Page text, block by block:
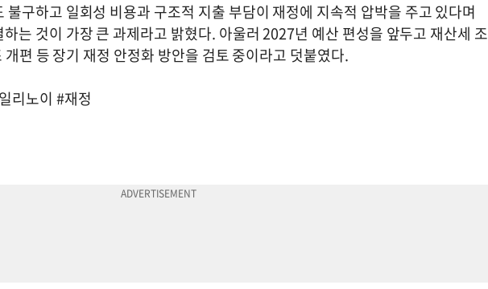
불구하고 일회성 비용과 구조적 지출 부담이 재정에 지속적 압박을 주고 있다며
는 것이 가장 큰 과제라고 밝혔다. 아울러 2027년 예산 편성을 앞두고 재산세 조
편 등 장기 재정 안정화 방안을 검토 중이라고 덧붙였다.
리노이 #재정